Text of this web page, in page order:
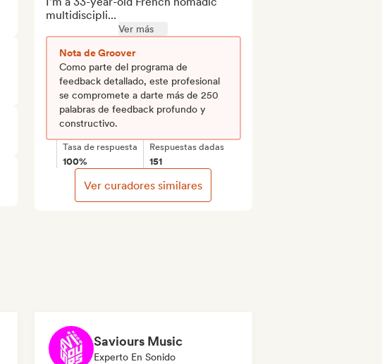
multidiscipli...
Ver más
Nota de Groover
Como parte del programa de
feedback detallado, este profesional
se compromete a darte más de 250
palabras de feedback profundo y
constructivo.
Tasa de respuesta
100%
Respuestas dadas
151
Ver curadores similares
Saviours Music
Experto En Sonido